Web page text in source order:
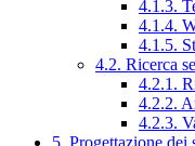
4.1.3.
4.1.4.
4.1.5.
4.2. Ricerca
4.2.1.
4.2.2.
4.2.3.
5. Progettazione dei